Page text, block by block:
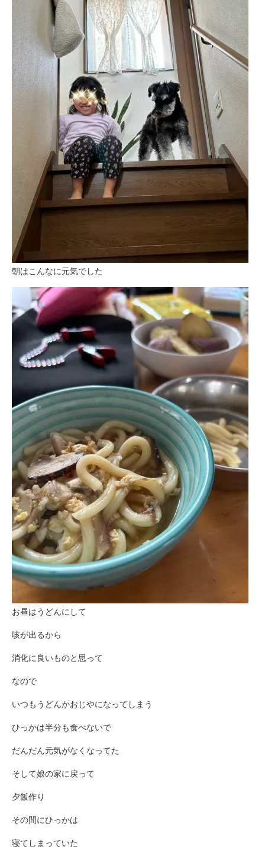
朝はこんなに元気でした
お昼はうどんにして
咳が出るから
消化に良いものと思って
なので
いつもうどんかおじやになってしまう
ひっかは半分も食べないで
だんだん元気がなくなってた
そして娘の家に戻って
夕飯作り
その間にひっかは
寝てしまっていた